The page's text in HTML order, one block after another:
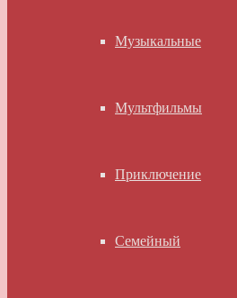
Музыкальные
Мультфильмы
Приключение
Семейный